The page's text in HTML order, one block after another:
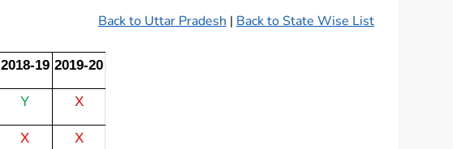
Back to Uttar Pradesh | Back to State Wise List
2018-19 2019-20
Y X
X X